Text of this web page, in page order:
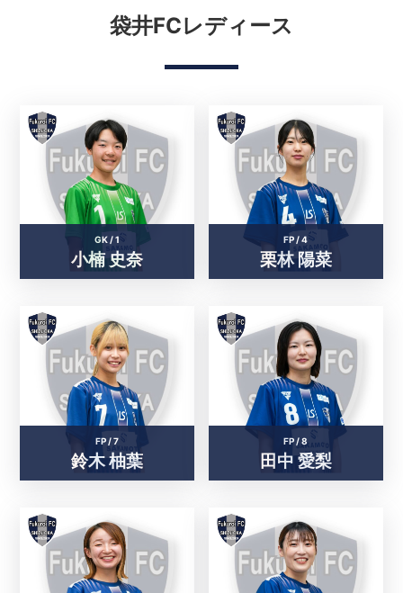
袋井FCレディース
GK /1
小楠 史奈
FP /4
栗林 陽菜
FP /7
鈴木 柚葉
FP /8
田中 愛梨